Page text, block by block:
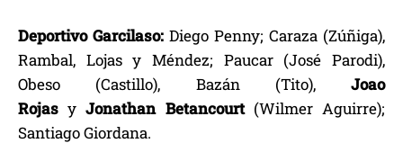
Deportivo Garcilaso: Diego Penny; Caraza (Zúñiga),
Rambal, Lojas y Méndez; Paucar (José Parodi),
Obeso (Castillo), Bazán (Tito), Joao
Rojas yJonathan Betancourt(Wilmer Aguirre);
Santiago Giordana.